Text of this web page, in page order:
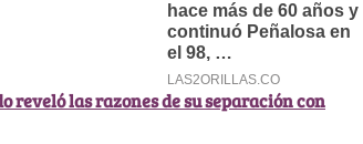
reveló las razones de su separación con